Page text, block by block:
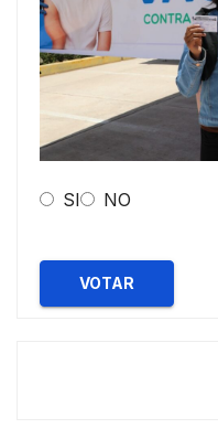
SI NO
VOTAR